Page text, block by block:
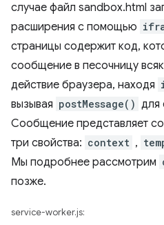
случае файл sandbox.html
расширения с помощью
страницы содержит код,
сообщение в песочницу
действие браузера, находя
вызывая postMessage() для
Сообщение представляет
три свойства: context ,
Мы подробнее рассмотрим
позже.
service-worker.js: